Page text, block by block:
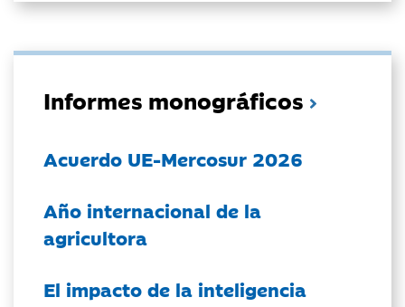
Informes monográficos
Acuerdo UE-Mercosur 2026
Año internacional de la
agricultora
El impacto de la inteligencia